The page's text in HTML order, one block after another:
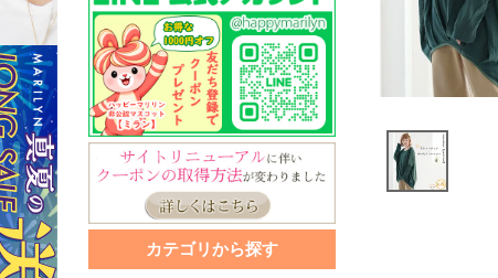
カテゴリから探す